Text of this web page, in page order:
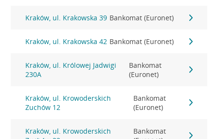
Kraków, ul. Krakowska 39 Bankomat (Euronet)
Kraków, ul. Krakowska 42 Bankomat (Euronet)
Kraków, ul. Królowej Jadwigi
230A
Bankomat
(Euronet)
Kraków, ul. Krowoderskich
Zuchów 12
Bankomat
(Euronet)
Kraków, ul. Krowoderskich
Bankomat